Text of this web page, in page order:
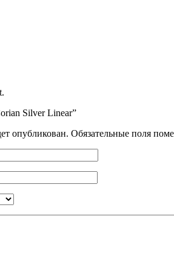
Silver Linear”
опубликован. Обязательные поля